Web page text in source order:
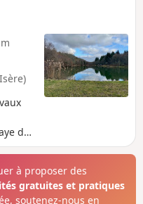
de
une
à proposer des
gratuites et pratiques
soutenez-nous en